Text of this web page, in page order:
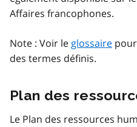
Affaires francophones.
Note : Voir le glossaire
des termes définis.
Plan des
Le Plan des ressources